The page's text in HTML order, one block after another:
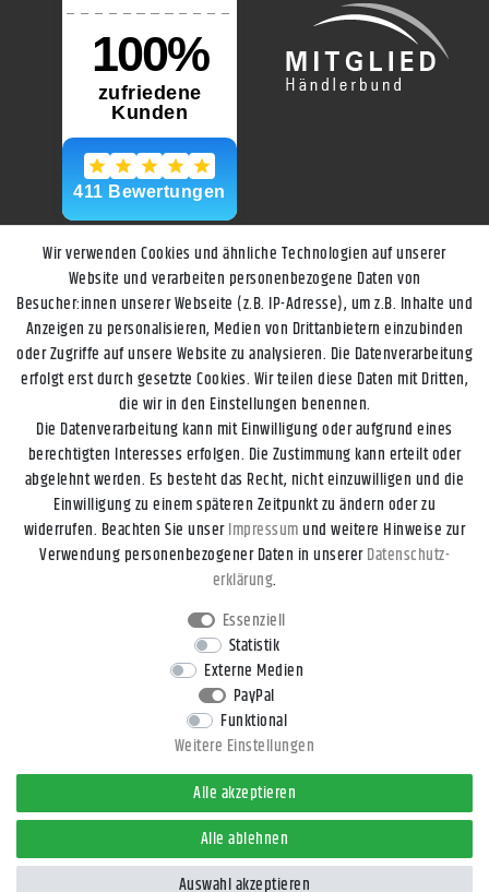
Impressum Daten­schutz­erklärung AGB Widerrufs­recht
* Alle Preise inkl. gesetzl. Mehrwertsteuer zzgl.
nicht anders beschrieben.
** Gilt für DHL-Paket Standardlieferungen innerhalb Deutschlands,
Lieferzeiten für andere Länder und Versandarten entnehmen Sie bitte
der SchaltflächeVersand.
© 2026 4yourdrive, Kathleen Rieger - All Rights Reserved.
Wir verwenden Cookies und ähnliche Technologien auf unserer
Website und verarbeiten personenbezogene Daten von
Besucher:innen unserer Webseite (z.B. IP-Adresse), um z.B. Inhalte und
Anzeigen zu personalisieren, Medien von Drittanbietern einzubinden
oder Zugriffe auf unsere Website zu analysieren. Die Datenverarbeitung
erfolgt erst durch gesetzte Cookies. Wir teilen diese Daten mit Dritten,
die wir in den Einstellungen benennen.
Die Datenverarbeitung kann mit Einwilligung oder aufgrund eines
berechtigten Interesses erfolgen. Die Zustimmung kann erteilt oder
abgelehnt werden. Es besteht das Recht, nicht einzuwilligen und die
Einwilligung zu einem späteren Zeitpunkt zu ändern oder zu
widerrufen. Beachten Sie unserImpressumund weitere Hinweise zur
Verwendung personenbezogener Daten in unsererDaten­schutz­
erklärung.
Essenziell
Statistik
Externe Medien
PayPal
Funktional
Weitere Einstellungen
Alle akzeptieren
Alle ablehnen
Auswahl akzeptieren